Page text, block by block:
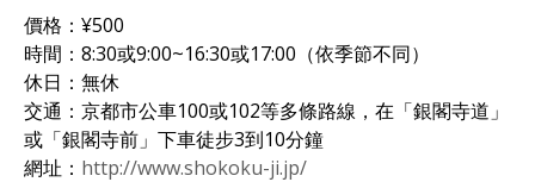
價格：¥500
時間：8:30或9:00~16:30或17:00（依季節不同）
休日：無休
交通：京都市公車100或102等多條路線，在「銀閣寺道」
或「銀閣寺前」下車徒步3到10分鐘
網址： http://www.shokoku-ji.jp/